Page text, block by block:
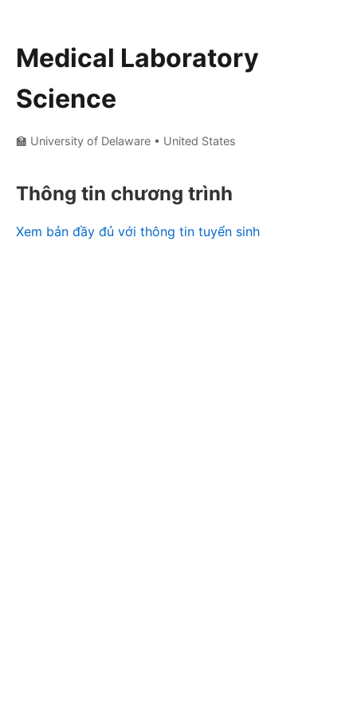
Medical Laboratory
Science
🏫 University of Delaware • United States
Thông tin chương trình
Xem bản đầy đủ với thông tin tuyển sinh